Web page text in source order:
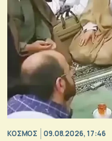
ΚΟΣΜΟΣ 09.08.2026, 17:46